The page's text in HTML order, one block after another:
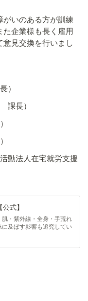
いのある方が訓練
企業様も長く雇用
見交換を行いまし
）
課長）
動法人在宅就労支援
式】
・紫外線・全身・手荒れ
及ぼす影響も追究してい
品まで創り上げていきま